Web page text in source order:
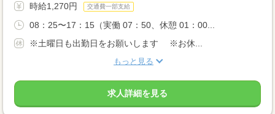
時給1,270円 交通費一部支給
08：25〜17：15（実働 07：50、休憩 01：00...
※土曜日も出勤日をお願いします ※お休...
もっと見る
求人詳細を見る